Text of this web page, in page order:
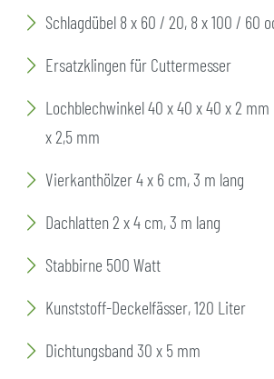
Schlagdübel 8 x 60 / 20, 8 x 100 / 60
Ersatzklingen für Cuttermesser
Lochblechwinkel 40 x 40 x 40 x 2
x 2,5 mm
Vierkanthölzer 4 x 6 cm, 3 m lang
Dachlatten 2 x 4 cm, 3 m lang
Stabbirne 500 Watt
Kunststoff-Deckelfässer, 120 Liter
Dichtungsband 30 x 5 mm